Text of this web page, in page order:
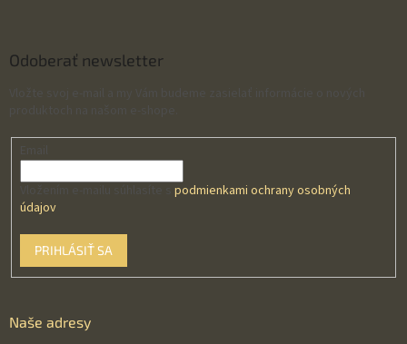
Odoberať newsletter
podmienkami ochrany osobných
údajov
PRIHLÁSIŤ SA
Naše adresy